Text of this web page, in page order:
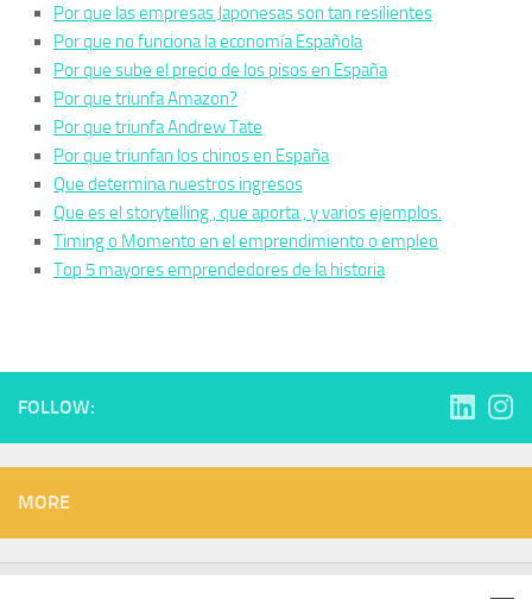
Por que las empresas Japonesas son tan resilientes
Por que no funciona la economía Española
Por que sube el precio de los pisos en España
Por que triunfa Amazon?
Por que triunfa Andrew Tate
Por que triunfan los chinos en España
Que determina nuestros ingresos
Que es el storytelling , que aporta , y varios ejemplos.
Timing o Momento en el emprendimiento o empleo
Top 5 mayores emprendedores de la historia
FOLLOW:
MORE